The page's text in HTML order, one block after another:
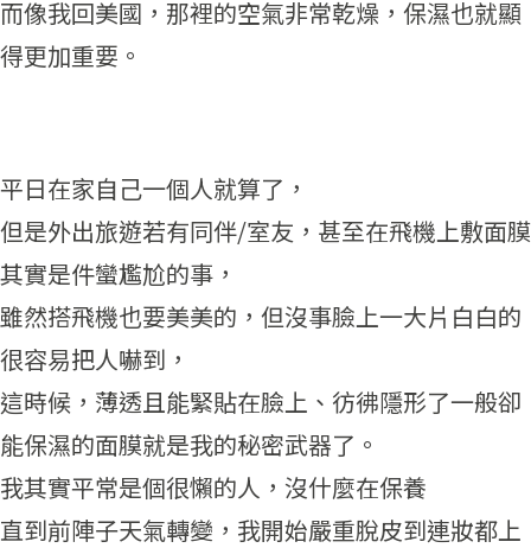
而像我回美國，那裡的空氣非常乾燥，保濕也就顯
得更加重要。
平日在家自己一個人就算了，
但是外出旅遊若有同伴/室友，甚至在飛機上敷面膜
其實是件蠻尷尬的事，
雖然搭飛機也要美美的，但沒事臉上一大片白白的
很容易把人嚇到，
這時候，薄透且能緊貼在臉上、彷彿隱形了一般卻
能保濕的面膜就是我的秘密武器了。
我其實平常是個很懶的人，沒什麼在保養
直到前陣子天氣轉變，我開始嚴重脫皮到連妝都上